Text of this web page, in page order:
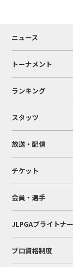
ニュース
トーナメント
ランキング
スタッツ
放送・配信
チケット
会員・選手
JLPGAブライトナー
プロ資格制度